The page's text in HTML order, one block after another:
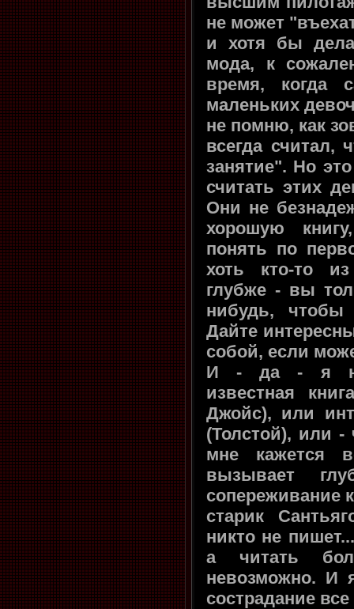
не может
и хотя бы
мода, к
время, когда
маленьких
не помню, как
всегда считал,
занятие". Но
считать этих
Они не
хорошую
понять по
хоть кто-то
глубже - вы
нибудь, чтобы
Дайте
собой, если
И - да - я
известная
Джойс), или
(Толстой), или -
мне кажется
вызывает
сопереживание
старик
никто не
а читать
невозможно. И
сострадание